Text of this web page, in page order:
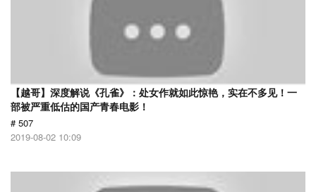
【越哥】深度解说《孔雀》：处女作就如此惊艳，实在不多见！一
部被严重低估的国产青春电影！
# 507
2019-08-02 10:09